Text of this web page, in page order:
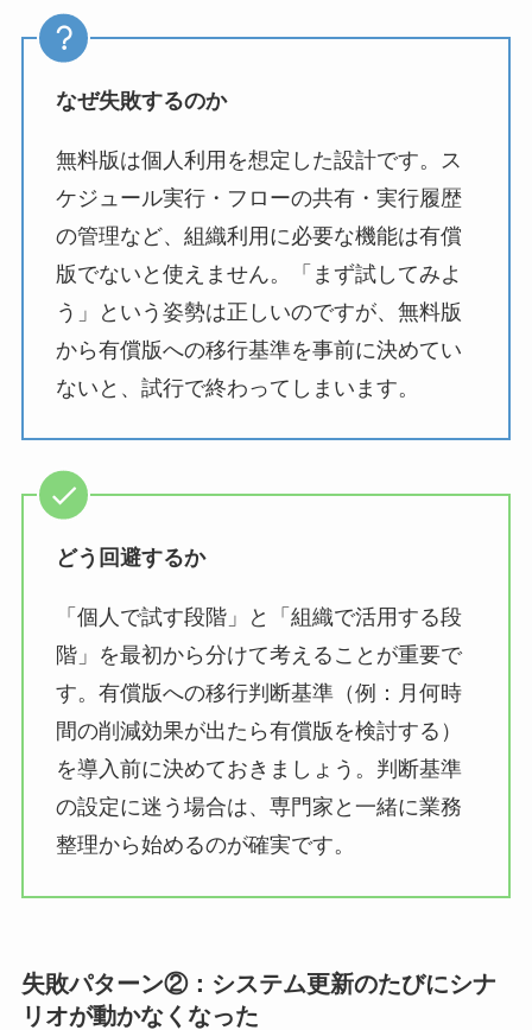
なぜ失敗するのか
無料版は個人利用を想定した設計です。ス
ケジュール実行・フローの共有・実行履歴
の管理など、組織利用に必要な機能は有償
版でないと使えません。「まず試してみよ
う」という姿勢は正しいのですが、無料版
から有償版への移行基準を事前に決めてい
ないと、試行で終わってしまいます。
どう回避するか
「個人で試す段階」と「組織で活用する段
階」を最初から分けて考えることが重要で
す。有償版への移行判断基準（例：月何時
間の削減効果が出たら有償版を検討する）
を導入前に決めておきましょう。判断基準
の設定に迷う場合は、専門家と一緒に業務
整理から始めるのが確実です。
失敗パターン②：システム更新のたびにシナ
リオが動かなくなった